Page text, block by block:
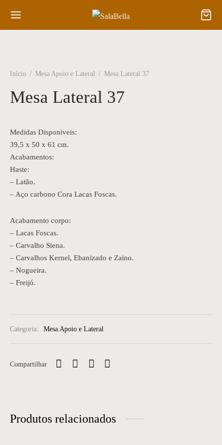
Início / Mesa Apoio e Lateral / Mesa Lateral 37
Mesa Lateral 37
Medidas Disponiveis:
39,5 x 50 x 61 cm.
Acabamentos:
Haste:
– Latão.
– Aço carbono Cora Lacas Foscas.
Acabamento corpo:
– Lacas Foscas.
– Carvalho Siena.
– Carvalhos Kernel, Ebanizado e Zaino.
– Nogueira.
– Freijó.
Categoria: Mesa Apoio e Lateral
Compartilhar
Produtos relacionados